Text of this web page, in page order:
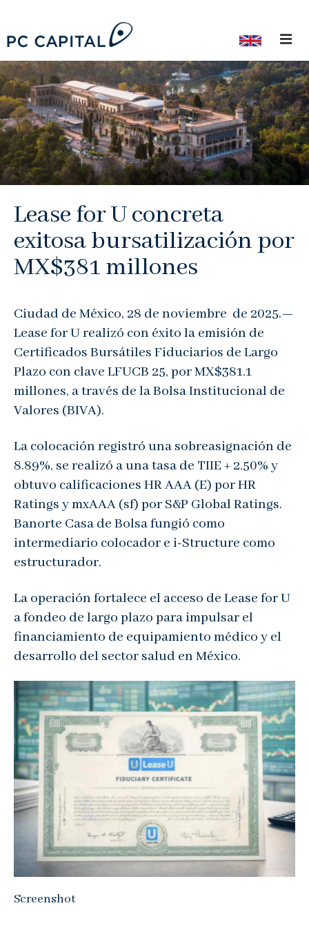
¿Quiénes Somos?
Nuestro Equipo
Trayectoria Profesional
Ex-Colaboradores
Deuda Privada
Banca de Inversión
ESG
Noticias
Contacto
Buzón de Quejas
Lease for U concreta
exitosa bursatilización por
MX$381 millones
Ciudad de México, 28 de noviembre de 2025.—
Lease for U realizó con éxito la emisión de
Certificados Bursátiles Fiduciarios de Largo
Plazo con clave LFUCB 25, por MX$381.1
millones, a través de la Bolsa Institucional de
Valores (BIVA).
La colocación registró una sobreasignación de
8.89%, se realizó a una tasa de TIIE + 2.50% y
obtuvo calificaciones HR AAA (E) por HR
Ratings y mxAAA (sf) por S&P Global Ratings.
Banorte Casa de Bolsa fungió como
intermediario colocador e i-Structure como
estructurador.
La operación fortalece el acceso de Lease for U
a fondeo de largo plazo para impulsar el
financiamiento de equipamiento médico y el
desarrollo del sector salud en México.
Screenshot